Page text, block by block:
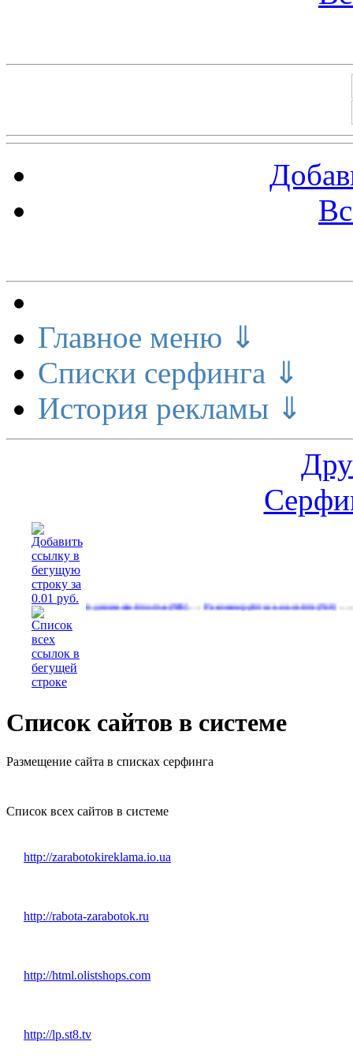
Главное меню ⇓
Списки серфинга ⇓
История рекламы ⇓
Реальный денежный поток(590)…Рекламируйтесь на сайте(531)…
Список сайтов в системе
Размещение сайта в списках серфинга
Список всех сайтов в системе
http://zarabotokireklama.io.ua
http://rabota-zarabotok.ru
http://html.olistshops.com
http://lp.st8.tv